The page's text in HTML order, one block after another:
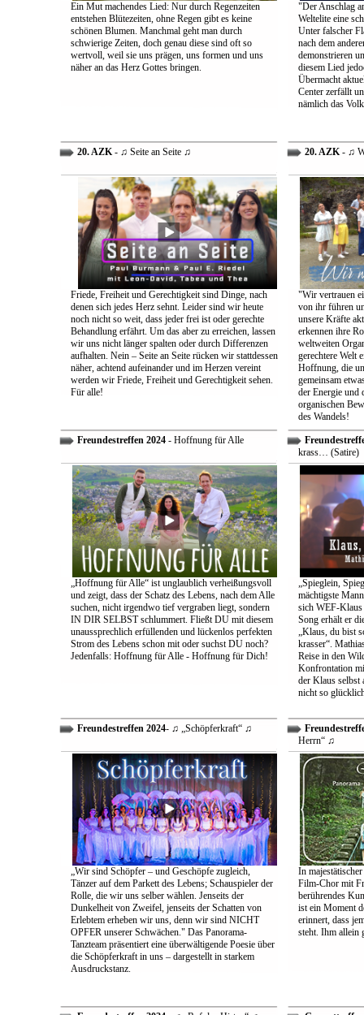
Ein Mut machendes Lied: Nur durch Regenzeiten
entstehen Blütezeiten, ohne Regen gibt es keine
schönen Blumen. Manchmal geht man durch
schwierige Zeiten, doch genau diese sind oft so
wertvoll, weil sie uns prägen, uns formen und uns
näher an das Herz Gottes bringen.
"Der Anschlag
Weltelite eine
Unter falscher
nach dem
demonstrieren
diesem Lied
Übermacht
Center zerfällt
nämlich das
20. AZK- ♫ Seite an Seite ♫
Friede, Freiheit und Gerechtigkeit sind Dinge, nach
denen sich jedes Herz sehnt. Leider sind wir heute
noch nicht so weit, dass jeder frei ist oder gerechte
Behandlung erfährt. Um das aber zu erreichen, lassen
wir uns nicht länger spalten oder durch Differenzen
aufhalten. Nein – Seite an Seite rücken wir stattdessen
näher, achtend aufeinander und im Herzen vereint
werden wir Friede, Freiheit und Gerechtigkeit sehen.
Für alle!
20. AZK- ♫
"Wir vertrauen
von ihr führen
unsere Kräfte
erkennen ihre
weltweiten
gerechtere Welt
Hoffnung, die
gemeinsam
der Energie und
organischen
des Wandels!
Freundestreffen 2024- Hoffnung für Alle
„Hoffnung für Alle“ ist unglaublich verheißungsvoll
und zeigt, dass der Schatz des Lebens, nach dem Alle
suchen, nicht irgendwo tief vergraben liegt, sondern
IN DIR SELBST schlummert. Fließt DU mit diesem
unaussprechlich erfüllenden und lückenlos perfekten
Strom des Lebens schon mit oder suchst DU noch?
Jedenfalls: Hoffnung für Alle - Hoffnung für Dich!
krass… (Satire)
„Spieglein,
mächtigste
sich WEF-Klaus
Song erhält er
„Klaus, du bist
krasser“.
Reise in den
Konfrontation
der Klaus
nicht so
Freundestreffen 2024- ♫ „Schöpferkraft“ ♫
„Wir sind Schöpfer – und Geschöpfe zugleich,
Tänzer auf dem Parkett des Lebens; Schauspieler der
Rolle, die wir uns selber wählen. Jenseits der
Dunkelheit von Zweifel, jenseits der Schatten von
Erlebtem erheben wir uns, denn wir sind NICHT
OPFER unserer Schwächen." Das Panorama-
Tanzteam präsentiert eine überwältigende Poesie über
die Schöpferkraft in uns – dargestellt in starkem
Ausdruckstanz.
Herrn“ ♫
In
Film-Chor mit
berührendes
ist ein Moment
erinnert, dass
steht. Ihm allein